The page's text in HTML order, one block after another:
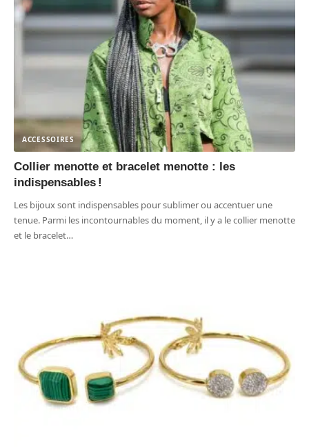
ACCESSOIRES
Collier menotte et bracelet menotte : les
indispensables !
Les bijoux sont indispensables pour sublimer ou accentuer une
tenue. Parmi les incontournables du moment, il y a le collier menotte
et le bracelet…